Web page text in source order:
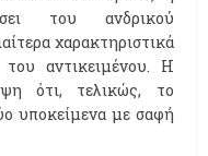
του ανδρικού
χαρακτηριστικά
αντικειμένου. Η
ότι, τελικώς, το
υποκείμενα με σαφή